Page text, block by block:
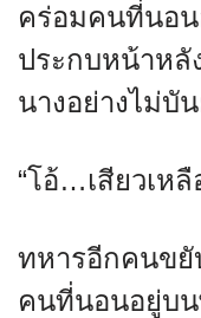
คร่อมคนที่นอ
ประกบหน้าหลั
นางอย่างไม่บั
“โอ้…เสียวเห
ทหารอีกคนขยั
คนที่นอนอยู่บ